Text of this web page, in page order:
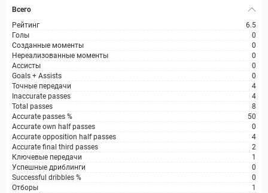
Всего
Рейтинг
6.5
Голы
0
Созданные моменты
0
Нереализованные моменты
0
Ассисты
0
Goals + Assists
0
Точные передачи
4
Inaccurate passes
4
Total passes
8
Accurate passes %
50
Accurate own half passes
0
Accurate opposition half passes
4
Accurate final third passes
2
Ключевые передачи
1
Успешные дриблинги
0
Successful dribbles %
0
Отборы
1